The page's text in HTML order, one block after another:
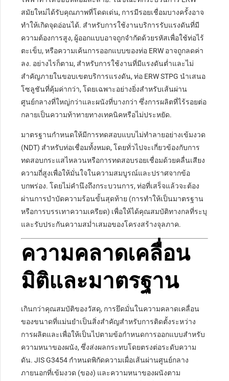
สมัยใหม่ได้รับคุณภาพที่โดดเด่น, การมีรอยเชื่อมบางครั้งอาจ
ทำให้เกิดจุดอ่อนได้. สำหรับการใช้งานบริการรับแรงดันที่มี
ความต้องการสูง, ผู้ออกแบบอาจถูกจำกัดด้วยรหัสเพื่อใช้ท่อไร้
ตะเข็บ, หรือความเค้นการออกแบบของท่อ ERW อาจถูกลดค่า
ลง. อย่างไรก็ตาม, สำหรับการใช้งานที่มีแรงดันต่ำและไม่
สำคัญภายในขอบเขตบริการแรงดัน, ท่อ ERW STPG นำเสนอ
โซลูชันที่คุ้มค่ากว่า, โดยเฉพาะอย่างยิ่งสำหรับเส้นผ่าน
ศูนย์กลางที่ใหญ่กว่าและผนังที่บางกว่า ซึ่งการผลิตที่ไร้รอยต่อ
กลายเป็นความท้าทายทางเทคนิคหรือไม่ประหยัด.
มาตรฐานกำหนดให้มีการทดสอบแบบไม่ทำลายอย่างเข้มงวด
(NDT) สำหรับท่อเชื่อมทั้งหมด, โดยทั่วไปจะเกี่ยวข้องกับการ
ทดสอบกระแสไหลวนหรือการทดสอบรอยเชื่อมด้วยคลื่นเสียง
ความถี่สูงเพื่อให้มั่นใจในความสมบูรณ์และปราศจากข้อ
บกพร่อง. โดยไม่คำนึงถึงกระบวนการ, ท่อที่เสร็จแล้วจะต้อง
ผ่านการบำบัดความร้อนขั้นสุดท้าย (การทำให้เป็นมาตรฐาน
หรือการบรรเทาความเครียด) เพื่อให้ได้คุณสมบัติทางกลที่ระบุ
และรับประกันความสม่ำเสมอของโครงสร้างจุลภาค.
ความคลาดเคลื่อน
มิติและมาตรฐาน
เกินกว่าคุณสมบัติของวัสดุ, การยึดมั่นในความคลาดเคลื่อน
ของขนาดที่แม่นยำเป็นสิ่งสำคัญสำหรับการติดตั้งระหว่าง
การผลิตและเพื่อให้เป็นไปตามข้อกำหนดการออกแบบสำหรับ
ความหนาของผนัง, ซึ่งส่งผลกระทบโดยตรงต่อระดับความ
ดัน. JIS G3454 กำหนดพิกัดความเผื่อเส้นผ่านศูนย์กลาง
ภายนอกที่เข้มงวด (ของ) และความหนาของผนังตาม